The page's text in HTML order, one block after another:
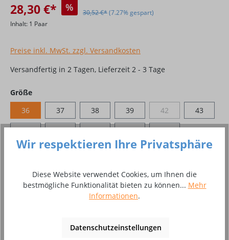
28,30 €* % 30,52 €*(7.27% gespart)
Inhalt: 1 Paar
Preise inkl. MwSt. zzgl. Versandkosten
Versandfertig in 2 Tagen, Lieferzeit 2 - 3 Tage
Größeauswählen
36
37 38 39 42(Diese Option ist
43
Paar
Produktnummer:8002172
Wir respektieren Ihre Privatsphäre
Diese Website verwendet Cookies, um Ihnen die
bestmögliche Funktionalität bieten zu können... Mehr
Informationen.
Datenschutzeinstellungen